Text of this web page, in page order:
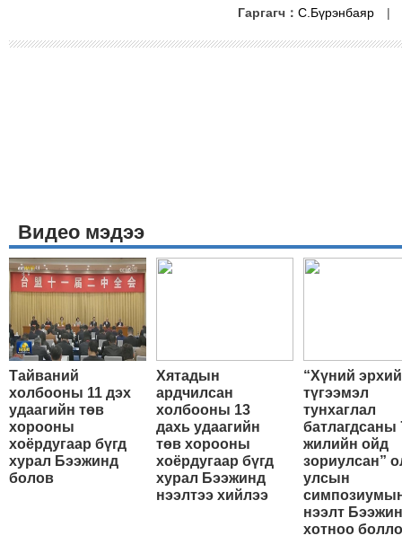
Гаргагч： С.Бүрэнбаяр |
Видео мэдээ
Тайваний
холбооны 11 дэх
удаагийн төв
хорооны
хоёрдугаар бүгд
хурал Бээжинд
болов
Хятадын
ардчилсан
холбооны 13
дахь удаагийн
төв хорооны
хоёрдугаар бүгд
хурал Бээжинд
нээлтээ хийлээ
“Хүний
түгээмэл
тунхаглал
батлагдсаны
жилийн ойд
зориулсан”
улсын
нээлт Бээжин
хотноо